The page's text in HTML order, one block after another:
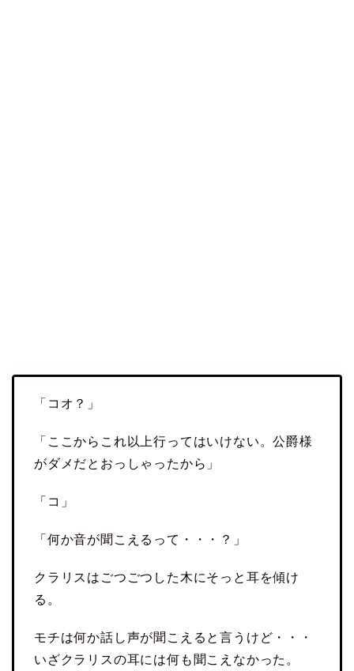
「コオ？」
「ここからこれ以上行ってはいけない。公爵様
がダメだとおっしゃったから」
「コ」
「何か音が聞こえるって・・・？」
クラリスはごつごつした木にそっと耳を傾け
る。
モチは何か話し声が聞こえると言うけど・・・
いざクラリスの耳には何も聞こえなかった。